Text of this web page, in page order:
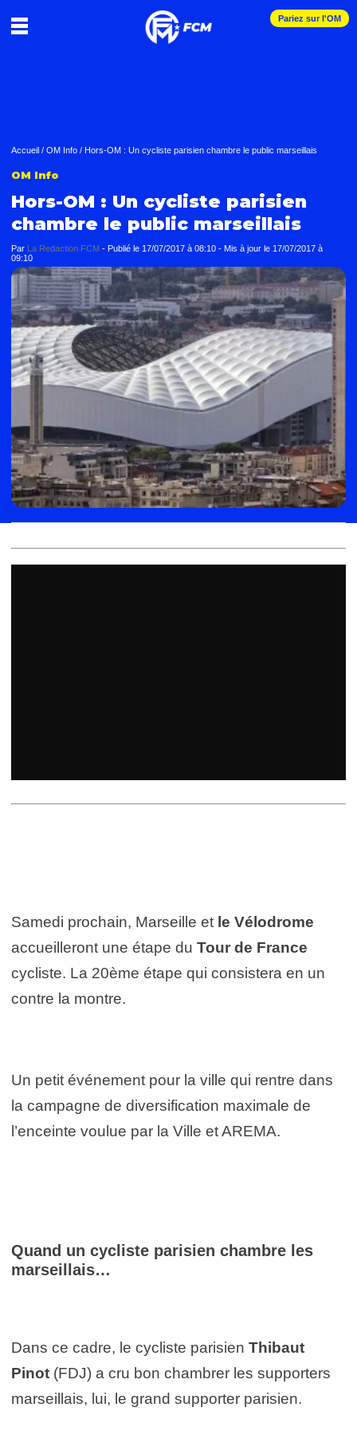
Pariez sur l'OM
Accueil / OM Info / Hors-OM : Un cycliste parisien chambre le public marseillais
OM Info
Hors-OM : Un cycliste parisien
chambre le public marseillais
Par La Redaction FCM - Publié le 17/07/2017 à 08:10 - Mis à jour le 17/07/2017 à
09:10
Samedi prochain, Marseille et le Vélodrome
accueilleront une étape du Tour de France
cycliste. La 20ème étape qui consistera en un
contre la montre.
Un petit événement pour la ville qui rentre dans
la campagne de diversification maximale de
l’enceinte voulue par la Ville et AREMA.
Quand un cycliste parisien chambre les
marseillais…
Dans ce cadre, le cycliste parisien Thibaut
Pinot (FDJ) a cru bon chambrer les supporters
marseillais, lui, le grand supporter parisien.